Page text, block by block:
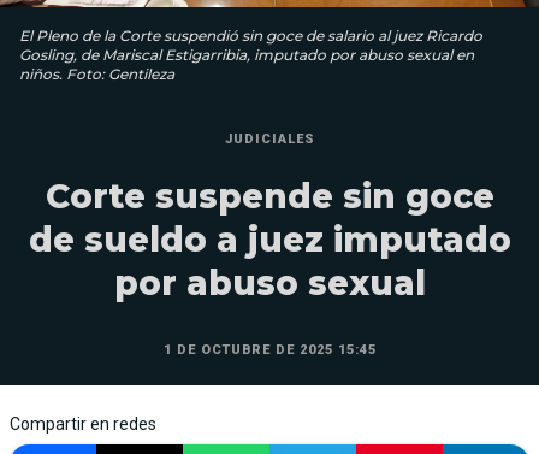
El Pleno de la Corte suspendió sin goce de salario al juez Ricardo
Gosling, de Mariscal Estigarribia, imputado por abuso sexual en
niños. Foto: Gentileza
JUDICIALES
Corte suspende sin goce
de sueldo a juez imputado
por abuso sexual
1 DE OCTUBRE DE 2025 15:45
Compartir en redes